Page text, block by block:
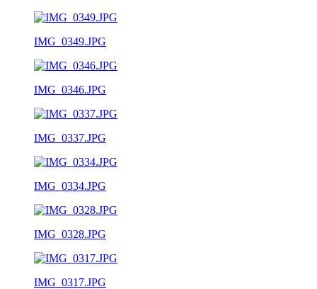
IMG_0349.JPG
IMG_0346.JPG
IMG_0337.JPG
IMG_0334.JPG
IMG_0328.JPG
IMG_0317.JPG